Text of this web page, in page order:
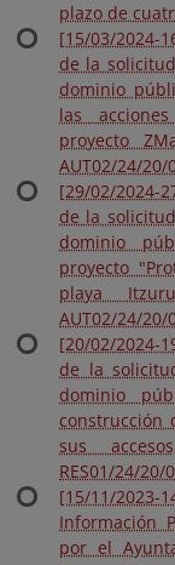
plazo de
[15/03/2024-
de la
dominio
las
proyecto
AUT02/24/20/
[29/02/2024-
de la
dominio
proyecto
playa
AUT02/24/20/
[20/02/2024-
de la
dominio
construcción
sus
RES01/24/20/
[15/11/2023-
Información
por el